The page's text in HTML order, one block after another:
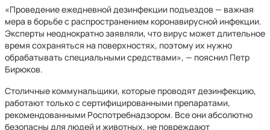
«Проведение ежедневной дезинфекции подъездов — важная
мера в борьбе с распространением коронавирусной инфекции.
Эксперты неоднократно заявляли, что вирус может длительное
время сохраняться на поверхностях, поэтому их нужно
обрабатывать специальными средствами», — пояснил Петр
Бирюков.
Столичные коммунальщики, которые проводят дезинфекцию,
работают только с сертифицированными препаратами,
рекомендованными Роспотребнадзором. Все они абсолютно
безопасны для людей и животных, не повреждают